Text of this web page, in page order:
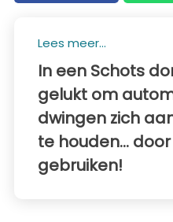
Lees meer...
In een Schots
gelukt om
dwingen zich
te houden...
gebruiken!